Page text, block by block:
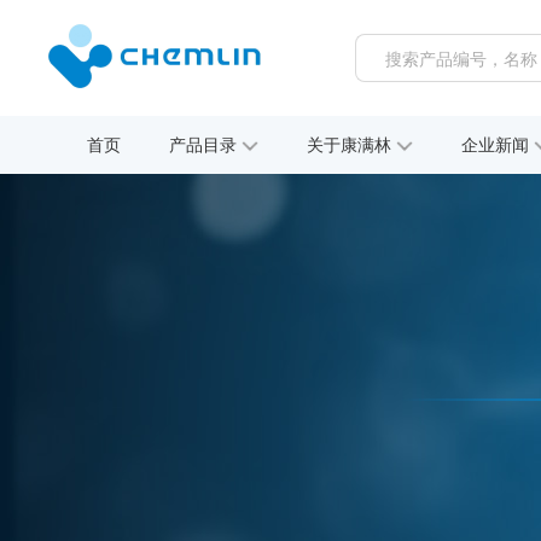
首页 产品目录 关于康满林 企业新闻